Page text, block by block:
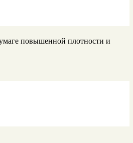
повышенной плотности и